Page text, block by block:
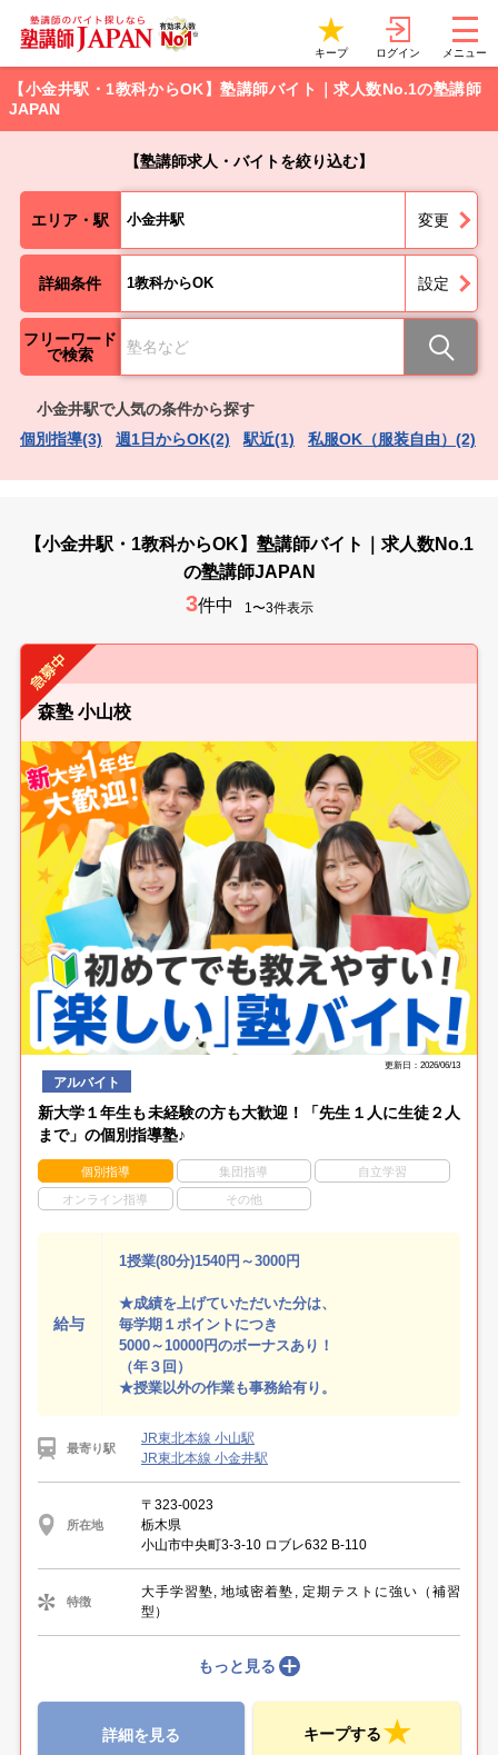
キープ ログイン メニュー
【小金井駅・1教科からOK】塾講師バイト｜求人数No.1の塾講師
JAPAN
【塾講師求人・バイトを絞り込む】
エリア・駅 小金井駅 変更
詳細条件 1教科からOK 設定
フリーワード
で検索
小金井駅で人気の条件から探す
個別指導(3)
週1日からOK(2) 駅近(1) 私服OK（服装自由）(2)
【小金井駅・1教科からOK】塾講師バイト｜求人数No.1
の塾講師JAPAN
3件中 1〜3件表示
森塾 小山校
更新日：2026/06/13
アルバイト
新大学１年生も未経験の方も大歓迎！「先生１人に生徒２人
まで」の個別指導塾♪
個別指導 集団指導 自立学習
オンライン指導 その他
給与
1授業(80分)1540円～3000円
★成績を上げていただいた分は、
毎学期１ポイントにつき
5000～10000円のボーナスあり！
（年３回）
★授業以外の作業も事務給有り。
最寄り駅
JR東北本線 小山駅
JR東北本線 小金井駅
所在地
〒323-0023
栃木県
小山市中央町3-3-10 ロブレ632 B-110
特徴
大手学習塾, 地域密着塾, 定期テストに強い（補習
型）
もっと見る
詳細を見る キープする